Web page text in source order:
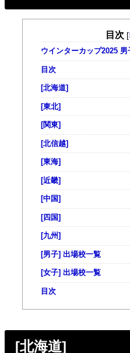
目次 [
ウインターカップ2025 男
目次
[北海道]
[東北]
[関東]
[北信越]
[東海]
[近畿]
[中国]
[四国]
[九州]
[男子] 出場校一覧
[女子] 出場校一覧
目次
[北海道]